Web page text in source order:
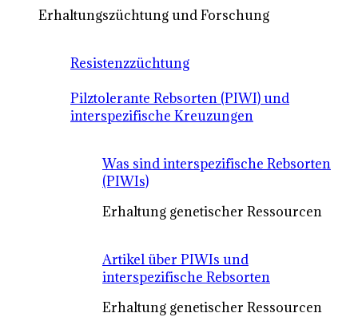
Erhaltungszüchtung und Forschung
Resistenzzüchtung
Pilztolerante Rebsorten (PIWI) und
interspezifische Kreuzungen
Was sind interspezifische Rebsorten
(PIWIs)
Erhaltung genetischer Ressourcen
Artikel über PIWIs und
interspezifische Rebsorten
Erhaltung genetischer Ressourcen